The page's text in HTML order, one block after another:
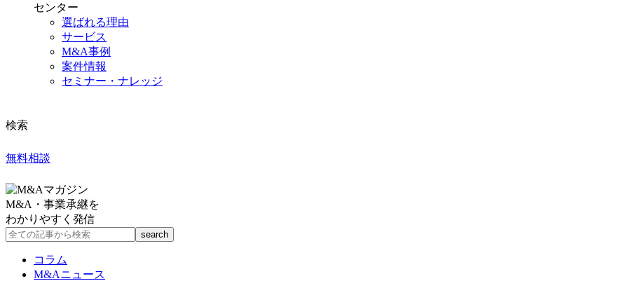
センター
選ばれる理由
サービス
M&A事例
案件情報
セミナー・ナレッジ
検索
無料相談
M&A・事業承継を
わかりやすく発信
コラム
M&Aニュース